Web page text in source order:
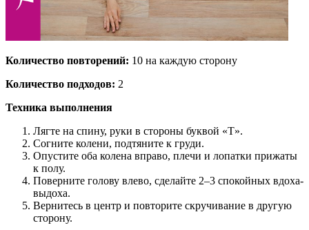
Количество повторений: 10 на каждую сторону
Количество подходов: 2
Техника выполнения
Лягте на спину, руки в стороны буквой «Т».
Согните колени, подтяните к груди.
Опустите оба колена вправо, плечи и лопатки прижаты
к полу.
Поверните голову влево, сделайте 2–3 спокойных вдоха-
выдоха.
Вернитесь в центр и повторите скручивание в другую
сторону.